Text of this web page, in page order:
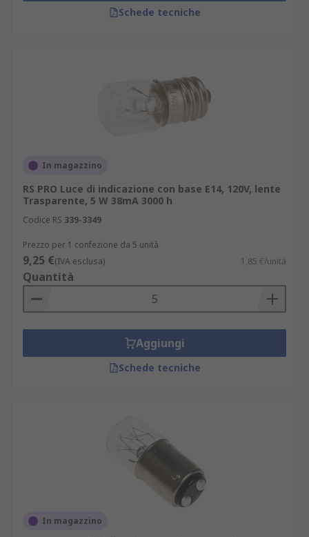
Schede tecniche
In magazzino
RS PRO Luce di indicazione con base E14, 120V, lente
Trasparente, 5 W 38mA 3000 h
Codice RS 339-3349
Prezzo per 1 confezione da 5 unità
9,25 €(IVA esclusa) 1,85 €/unità
Quantità
Aggiungi
Schede tecniche
In magazzino